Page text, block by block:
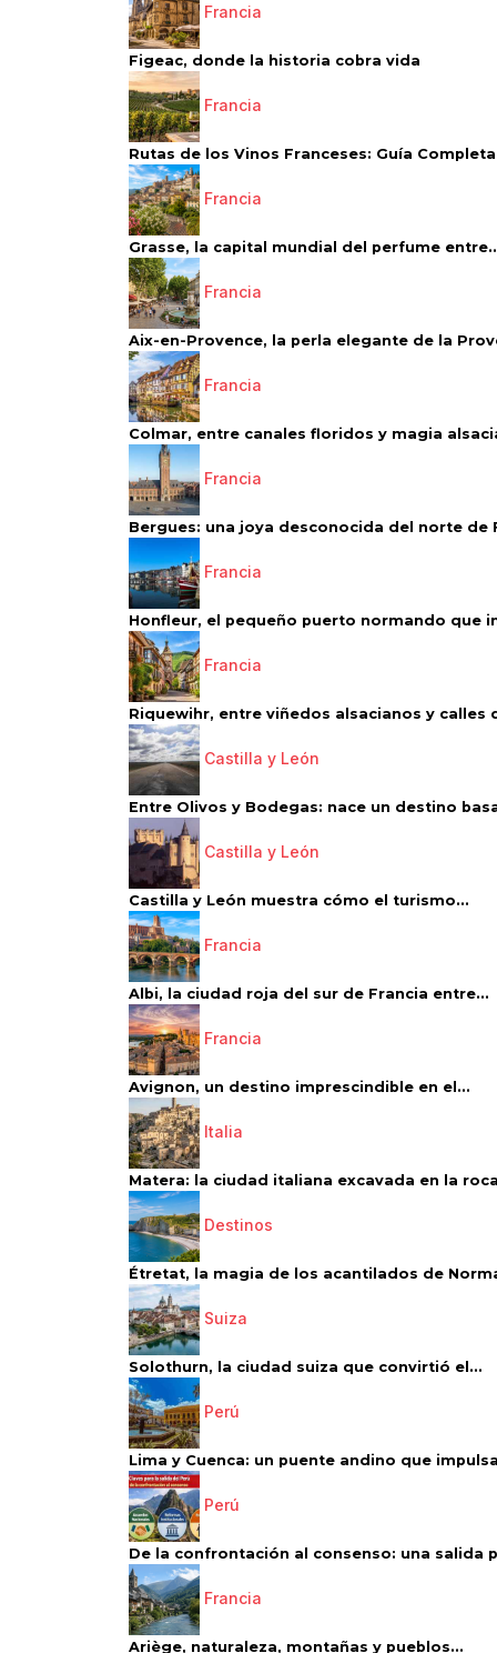
Francia
Figeac, donde la historia cobra vida
Francia
Rutas de los Vinos Franceses: Guía
Francia
Grasse, la capital mundial del perfume
Francia
Aix-en-Provence, la perla elegante de la
Francia
Colmar, entre canales floridos y magia
Francia
Bergues: una joya desconocida del norte de
Francia
Honfleur, el pequeño puerto normando que
Francia
Riquewihr, entre viñedos alsacianos y calles
Castilla y León
Entre Olivos y Bodegas: nace un destino
Castilla y León
Castilla y León muestra cómo el turismo...
Francia
Albi, la ciudad roja del sur de Francia entre...
Francia
Avignon, un destino imprescindible en el...
Italia
Matera: la ciudad italiana excavada en la
Destinos
Étretat, la magia de los acantilados de
Suiza
Solothurn, la ciudad suiza que convirtió el...
Perú
Lima y Cuenca: un puente andino que
Perú
De la confrontación al consenso: una salida
Francia
Ariège, naturaleza, montañas y pueblos...